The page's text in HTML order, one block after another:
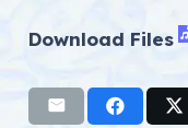
Download Files